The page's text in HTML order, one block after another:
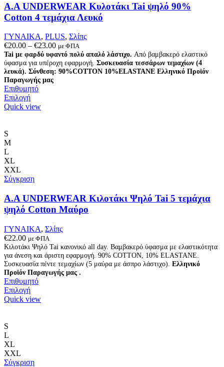
A.A UNDERWEAR Κυλοτάκι Tai ψηλό 90%
Cotton 4 τεμάχια Λευκό
ΓΥΝΑΙΚΑ, PLUS, Σλίπς
€20.00 – €23.00Price
range:
€20.00
through
με ΦΠΑ
Tai με φαρδύ υφαντό πολύ απαλό λάστιχο. Από βαμβακερό ελαστικό
ύφασμα για υπέροχη εφαρμογή. Συσκευασία τεσσάρων τεμαχίων (4
λευκά). Σύνθεση: 90%COTTON 10%ELASTANE Ελληνικό Προϊόν
Παραγωγής μας
Επιθυμητό
ΕπιλογήΑυτό
το
να
στη
σελίδα
του
προϊόντος
Quick view
S
M
L
XL
XXL
Σύγκριση
A.A UNDERWEAR Κιλοτάκι Ψηλό Tai 5 τεμάχια
ψηλό Cotton Μαύρο
ΓΥΝΑΙΚΑ, Σλίπς
€22.00 με ΦΠΑ
Κιλοτάκι Ψηλό Tai κανονικό all day. Βαμβακερό ύφασμα με ελαστικότητα
για άνεση και άριστη εφαρμογή. 90% COTTON, 10% ELASTANE.
Συσκευασία πέντε τεμαχίων (5 μαύρα με άσπρο λάστιχο). Ελληνικό
Προϊόν Παραγωγής μας .
Επιθυμητό
ΕπιλογήΑυτό
το
μπορούν
Quick view
S
L
XL
XXL
Σύγκριση